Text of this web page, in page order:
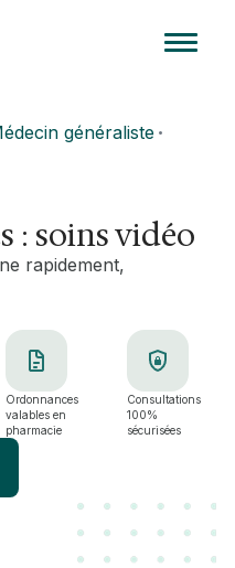
généraliste•
: soins vidéo
rapidement,
Ordonnances
valables en
pharmacie
Consultations
100%
sécurisées